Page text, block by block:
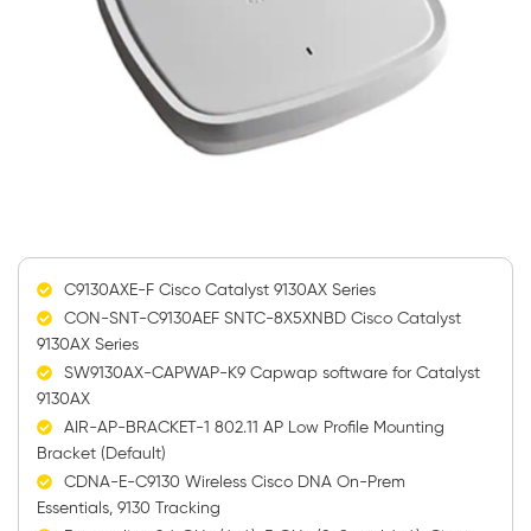
C9130AXE-F Cisco Catalyst 9130AX Series
CON-SNT-C9130AEF SNTC-8X5XNBD Cisco Catalyst
9130AX Series
SW9130AX-CAPWAP-K9 Capwap software for Catalyst
9130AX
AIR-AP-BRACKET-1 802.11 AP Low Profile Mounting
Bracket (Default)
CDNA-E-C9130 Wireless Cisco DNA On-Prem
Essentials, 9130 Tracking